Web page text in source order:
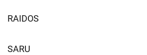
RAIDOS
SARU